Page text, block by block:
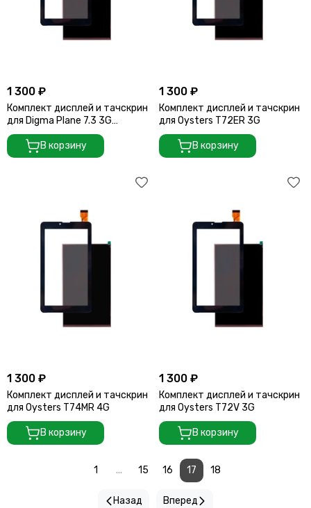
1 300 ₽
Комплект дисплей и тачскрин
для Digma Plane 7.3 3G
(PS7003MG)
В корзину
1 300 ₽
Комплект дисплей и тачскрин
для Oysters T72ER 3G
В корзину
1 300 ₽
Комплект дисплей и тачскрин
для Oysters T74MR 4G
В корзину
1 300 ₽
Комплект дисплей и тачскрин
для Oysters T72V 3G
В корзину
Назад
1 ... 15 16 17 18
Вперед